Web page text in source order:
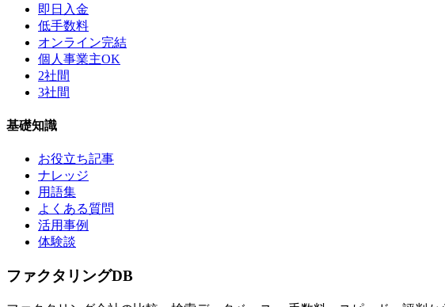
即日入金
低手数料
オンライン完結
個人事業主OK
2社間
3社間
基礎知識
お役立ち記事
ナレッジ
用語集
よくある質問
活用事例
体験談
ファクタリングDB